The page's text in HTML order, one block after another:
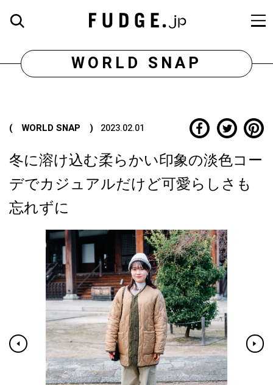
WORLD SNAP
( WORLD SNAP ) 2023.02.01
冬に溶け込む柔らかい印象の淡色コー
デでカジュアルだけど可愛らしさも
忘れずに